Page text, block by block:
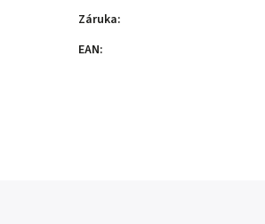
Záruka:
EAN: